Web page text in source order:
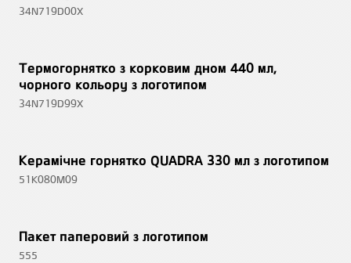
34N719D00X
Термогорнятко з корковим дном 440 мл,
чорного кольору з логотипом
34N719D99X
Керамічне горнятко QUADRA 330 мл з логотипом
51K080M09
Пакет паперовий з логотипом
555